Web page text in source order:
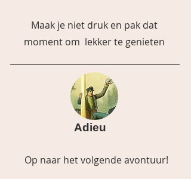
Maak je niet druk en pak dat
moment om lekker te genieten
Adieu
Op naar het volgende avontuur!